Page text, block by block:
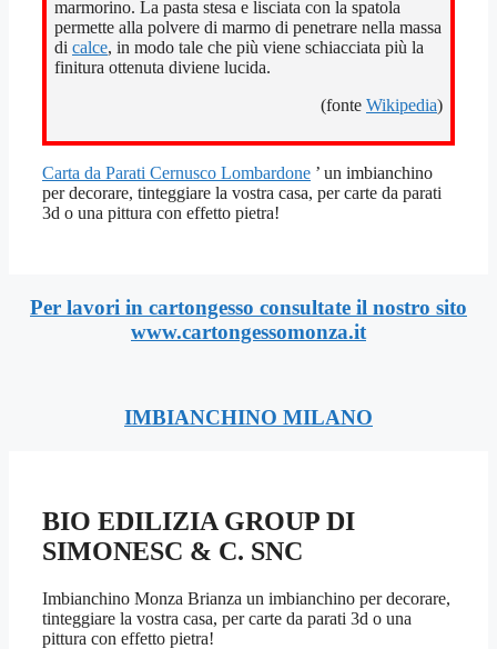
marmorino. La pasta stesa e lisciata con la spatola
permette alla polvere di marmo di penetrare nella massa
di calce, in modo tale che più viene schiacciata più la
finitura ottenuta diviene lucida.
(fonte Wikipedia)
Carta da Parati Cernusco Lombardone ’ un imbianchino
per decorare, tinteggiare la vostra casa, per carte da parati
3d o una pittura con effetto pietra!
Per lavori in cartongesso consultate il nostro sito
www.cartongessomonza.it
IMBIANCHINO MILANO
BIO EDILIZIA GROUP DI
SIMONESC & C. SNC
Imbianchino Monza Brianza un imbianchino per decorare,
tinteggiare la vostra casa, per carte da parati 3d o una
pittura con effetto pietra!